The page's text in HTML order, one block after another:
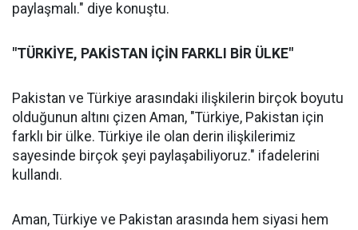
paylaşmalı." diye konuştu.
"TÜRKİYE, PAKİSTAN İÇİN FARKLI BİR ÜLKE"
Pakistan ve Türkiye arasındaki ilişkilerin birçok boyutu
olduğunun altını çizen Aman, "Türkiye, Pakistan için
farklı bir ülke. Türkiye ile olan derin ilişkilerimiz
sayesinde birçok şeyi paylaşabiliyoruz." ifadelerini
kullandı.
Aman, Türkiye ve Pakistan arasında hem siyasi hem